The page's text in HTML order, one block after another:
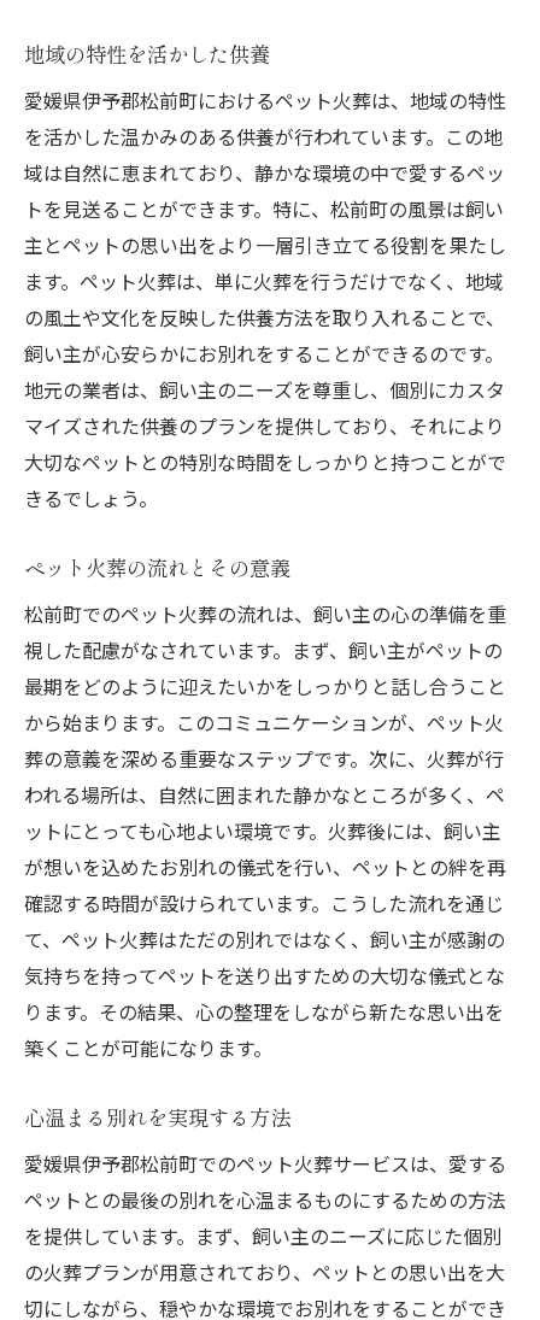
地域の特性を活かした供養
愛媛県伊予郡松前町におけるペット火葬は、地域の特性
を活かした温かみのある供養が行われています。この地
域は自然に恵まれており、静かな環境の中で愛するペッ
トを見送ることができます。特に、松前町の風景は飼い
主とペットの思い出をより一層引き立てる役割を果たし
ます。ペット火葬は、単に火葬を行うだけでなく、地域
の風土や文化を反映した供養方法を取り入れることで、
飼い主が心安らかにお別れをすることができるのです。
地元の業者は、飼い主のニーズを尊重し、個別にカスタ
マイズされた供養のプランを提供しており、それにより
大切なペットとの特別な時間をしっかりと持つことがで
きるでしょう。
ペット火葬の流れとその意義
松前町でのペット火葬の流れは、飼い主の心の準備を重
視した配慮がなされています。まず、飼い主がペットの
最期をどのように迎えたいかをしっかりと話し合うこと
から始まります。このコミュニケーションが、ペット火
葬の意義を深める重要なステップです。次に、火葬が行
われる場所は、自然に囲まれた静かなところが多く、ペ
ットにとっても心地よい環境です。火葬後には、飼い主
が想いを込めたお別れの儀式を行い、ペットとの絆を再
確認する時間が設けられています。こうした流れを通じ
て、ペット火葬はただの別れではなく、飼い主が感謝の
気持ちを持ってペットを送り出すための大切な儀式とな
ります。その結果、心の整理をしながら新たな思い出を
築くことが可能になります。
心温まる別れを実現する方法
愛媛県伊予郡松前町でのペット火葬サービスは、愛する
ペットとの最後の別れを心温まるものにするための方法
を提供しています。まず、飼い主のニーズに応じた個別
の火葬プランが用意されており、ペットとの思い出を大
切にしながら、穏やかな環境でお別れをすることができ